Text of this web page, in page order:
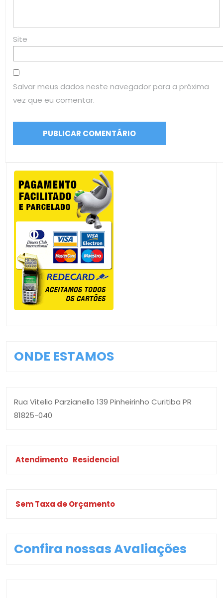
Site
Salvar meus dados neste navegador para a próxima
vez que eu comentar.
ONDE ESTAMOS
Rua Vitelio Parzianello 139 Pinheirinho Curitiba PR
81825-040
Atendimento Residencial
Sem Taxa de Orçamento
Confira nossas Avaliações